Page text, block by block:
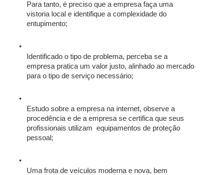
Para tanto, é preciso que a empresa faça uma
vistoria local e identifique a complexidade do
entupimento;
Identificado o tipo de problema, perceba se a
empresa pratica um valor justo, alinhado ao mercado
para o tipo de serviço necessário;
Estudo sobre a empresa na internet, observe a
procedência e de a empresa se certifica que seus
profissionais utilizam  equipamentos de proteção
pessoal;
Uma frota de veículos moderna e nova, bem